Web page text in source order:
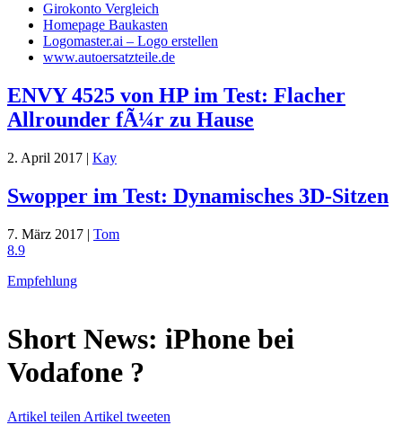
Girokonto Vergleich
Homepage Baukasten
Logomaster.ai – Logo erstellen
www.autoersatzteile.de
ENVY 4525 von HP im Test: Flacher
Allrounder fÃ¼r zu Hause
2. April 2017 | Kay
Swopper im Test: Dynamisches 3D-Sitzen
7. März 2017 | Tom
8.9
Empfehlung
Short News: iPhone bei
Vodafone ?
Artikel teilen Artikel tweeten